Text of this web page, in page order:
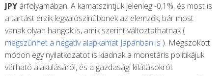
JPY árfolyamában. A kamatszintjük jelenleg -0,1%, és most is
a tartást érzik legvalószínűbbnek az elemzők, bár most
vanak olyan hangok is, amik szerint változtathatnak (
megszűnhet a negatív alapkamat Japánban is ). Megszokott
módon egy nyilatkozatot is kiadnak a monetáris politikájuk
várható alakulásáról, és a gazdasági kilátásokról.